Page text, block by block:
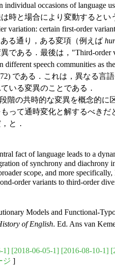
individual occasions of
時と場合により変動するとい
variation: certain first-order
ある通り，ある変項（例えば
である．最後は，"Third-order
different speech communities as
である．これは，異なる
いる変異のことである．
階の共時的な変異を概念的に
って通時変化と解するべき
と．
fact of language leads to a
of synchrony and diachrony
scope, and more
order variants to third-order
Models and Functional-
of English. Ed. Ans van
1] [2018-06-05-1] [2016-08-10-1]
ジ ]